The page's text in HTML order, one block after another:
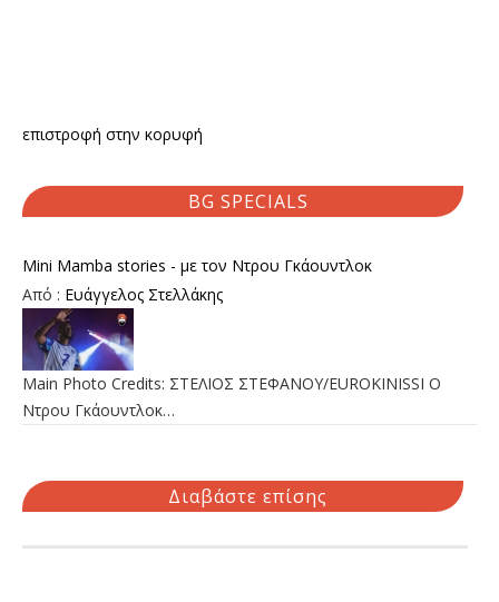
επιστροφή στην κορυφή
BG SPECIALS
Mini Mamba stories - με τον Ντρου Γκάουντλοκ
Από : Ευάγγελος Στελλάκης
Main Photo Credits: ΣΤΕΛΙΟΣ ΣΤΕΦΑΝΟΥ/EUROKINISSI Ο
Ντρου Γκάουντλοκ…
Διαβάστε επίσης